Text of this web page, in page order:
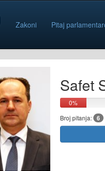
Zakoni Pitaj
Safet
0%
Broj pitanja: 6